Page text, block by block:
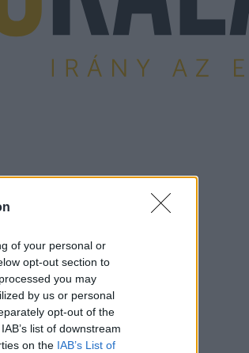
of your personal or
opt-out section to
you may
by us or personal
opt-out of the
list of downstream
on the IAB’s List of